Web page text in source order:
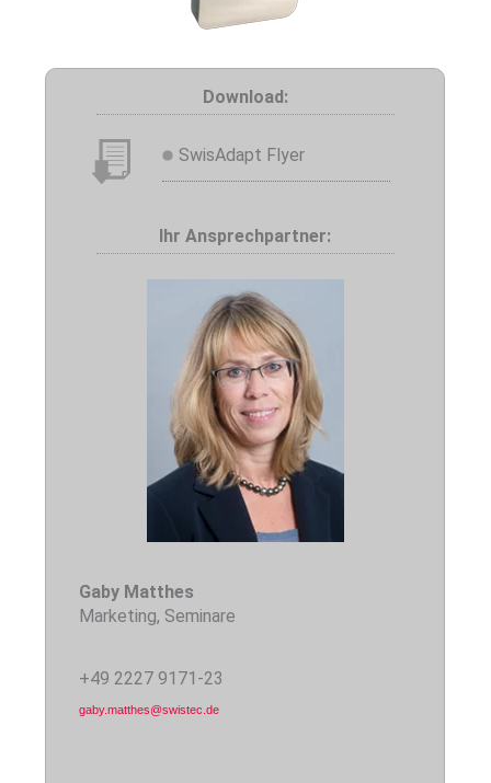
Download:
SwisAdapt Flyer
Ihr Ansprechpartner:
Gaby Matthes
Marketing, Seminare
+49 2227 9171-23